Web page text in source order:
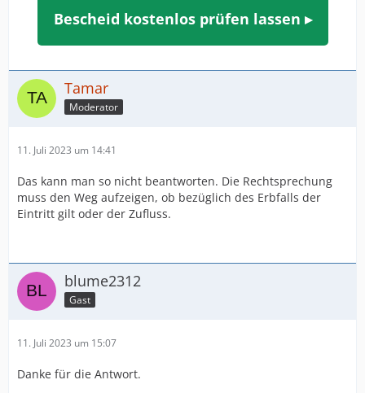
Bescheid kostenlos prüfen lassen ▸
Tamar
Moderator
11. Juli 2023 um 14:41
Das kann man so nicht beantworten. Die Rechtsprechung
muss den Weg aufzeigen, ob bezüglich des Erbfalls der
Eintritt gilt oder der Zufluss.
blume2312
Gast
11. Juli 2023 um 15:07
Danke für die Antwort.